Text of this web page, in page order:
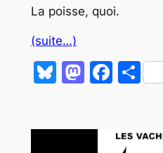
La poisse, quoi.
(suite…)
Bluesky